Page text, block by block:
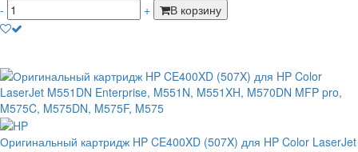
-
+ В корзину
Оригинальный картридж HP CE400XD (507X) для HP Color LaserJet